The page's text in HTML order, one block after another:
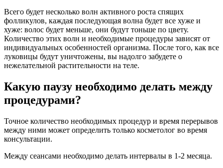
Всего будет несколько волн активного роста спящих
фолликулов, каждая последующая волна будет все хуже и
хуже: волос будет меньше, они будут тоньше по цвету.
Количество этих волн и необходимые процедуры зависят от
индивидуальных особенностей организма. После того, как все
луковицы будут уничтожены, вы надолго забудете о
нежелательной растительности на теле.
Какую паузу необходимо делать между
процедурами?
Точное количество необходимых процедур и время перерывов
между ними может определить только косметолог во время
консультации.
Между сеансами необходимо делать интервалы в 1-2 месяца.